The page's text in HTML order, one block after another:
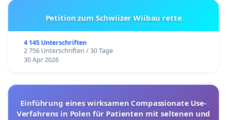
Petition zum Schwiizer Wiibau rette
4 145 Unterschriften
2 756 Unterschriften / 30 Tage
30 Apr 2026
Einführung eines wirksamen Compassionate Use-
Verfahrens in Polen für Patienten mit seltenen und